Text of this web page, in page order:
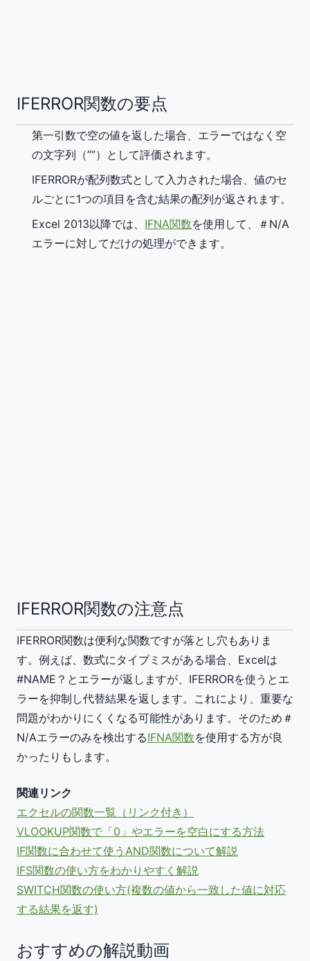
IFERROR関数の要点
第一引数で空の値を返した場合、エラーではなく空
の文字列（””）として評価されます。
IFERRORが配列数式として入力された場合、値のセ
ルごとに1つの項目を含む結果の配列が返されます。
Excel 2013以降では、 IFNA関数を使用して、＃N/A
エラーに対してだけの処理ができます。
IFERROR関数の注意点
IFERROR関数は便利な関数ですが落とし穴もありま
す。例えば、数式にタイプミスがある場合、Excelは
#NAME？とエラーが返しますが、IFERRORを使うとエ
ラーを抑制し代替結果を返します。これにより、重要な
問題がわかりにくくなる可能性があります。そのため＃
N/Aエラーのみを検出するIFNA関数を使用する方が良
かったりもします。
関連リンク
エクセルの関数一覧（リンク付き）
VLOOKUP関数で「0」やエラーを空白にする方法
IF関数に合わせて使うAND関数について解説
IFS関数の使い方をわかりやすく解説
SWITCH関数の使い方(複数の値から一致した値に対応
する結果を返す)
おすすめの解説動画